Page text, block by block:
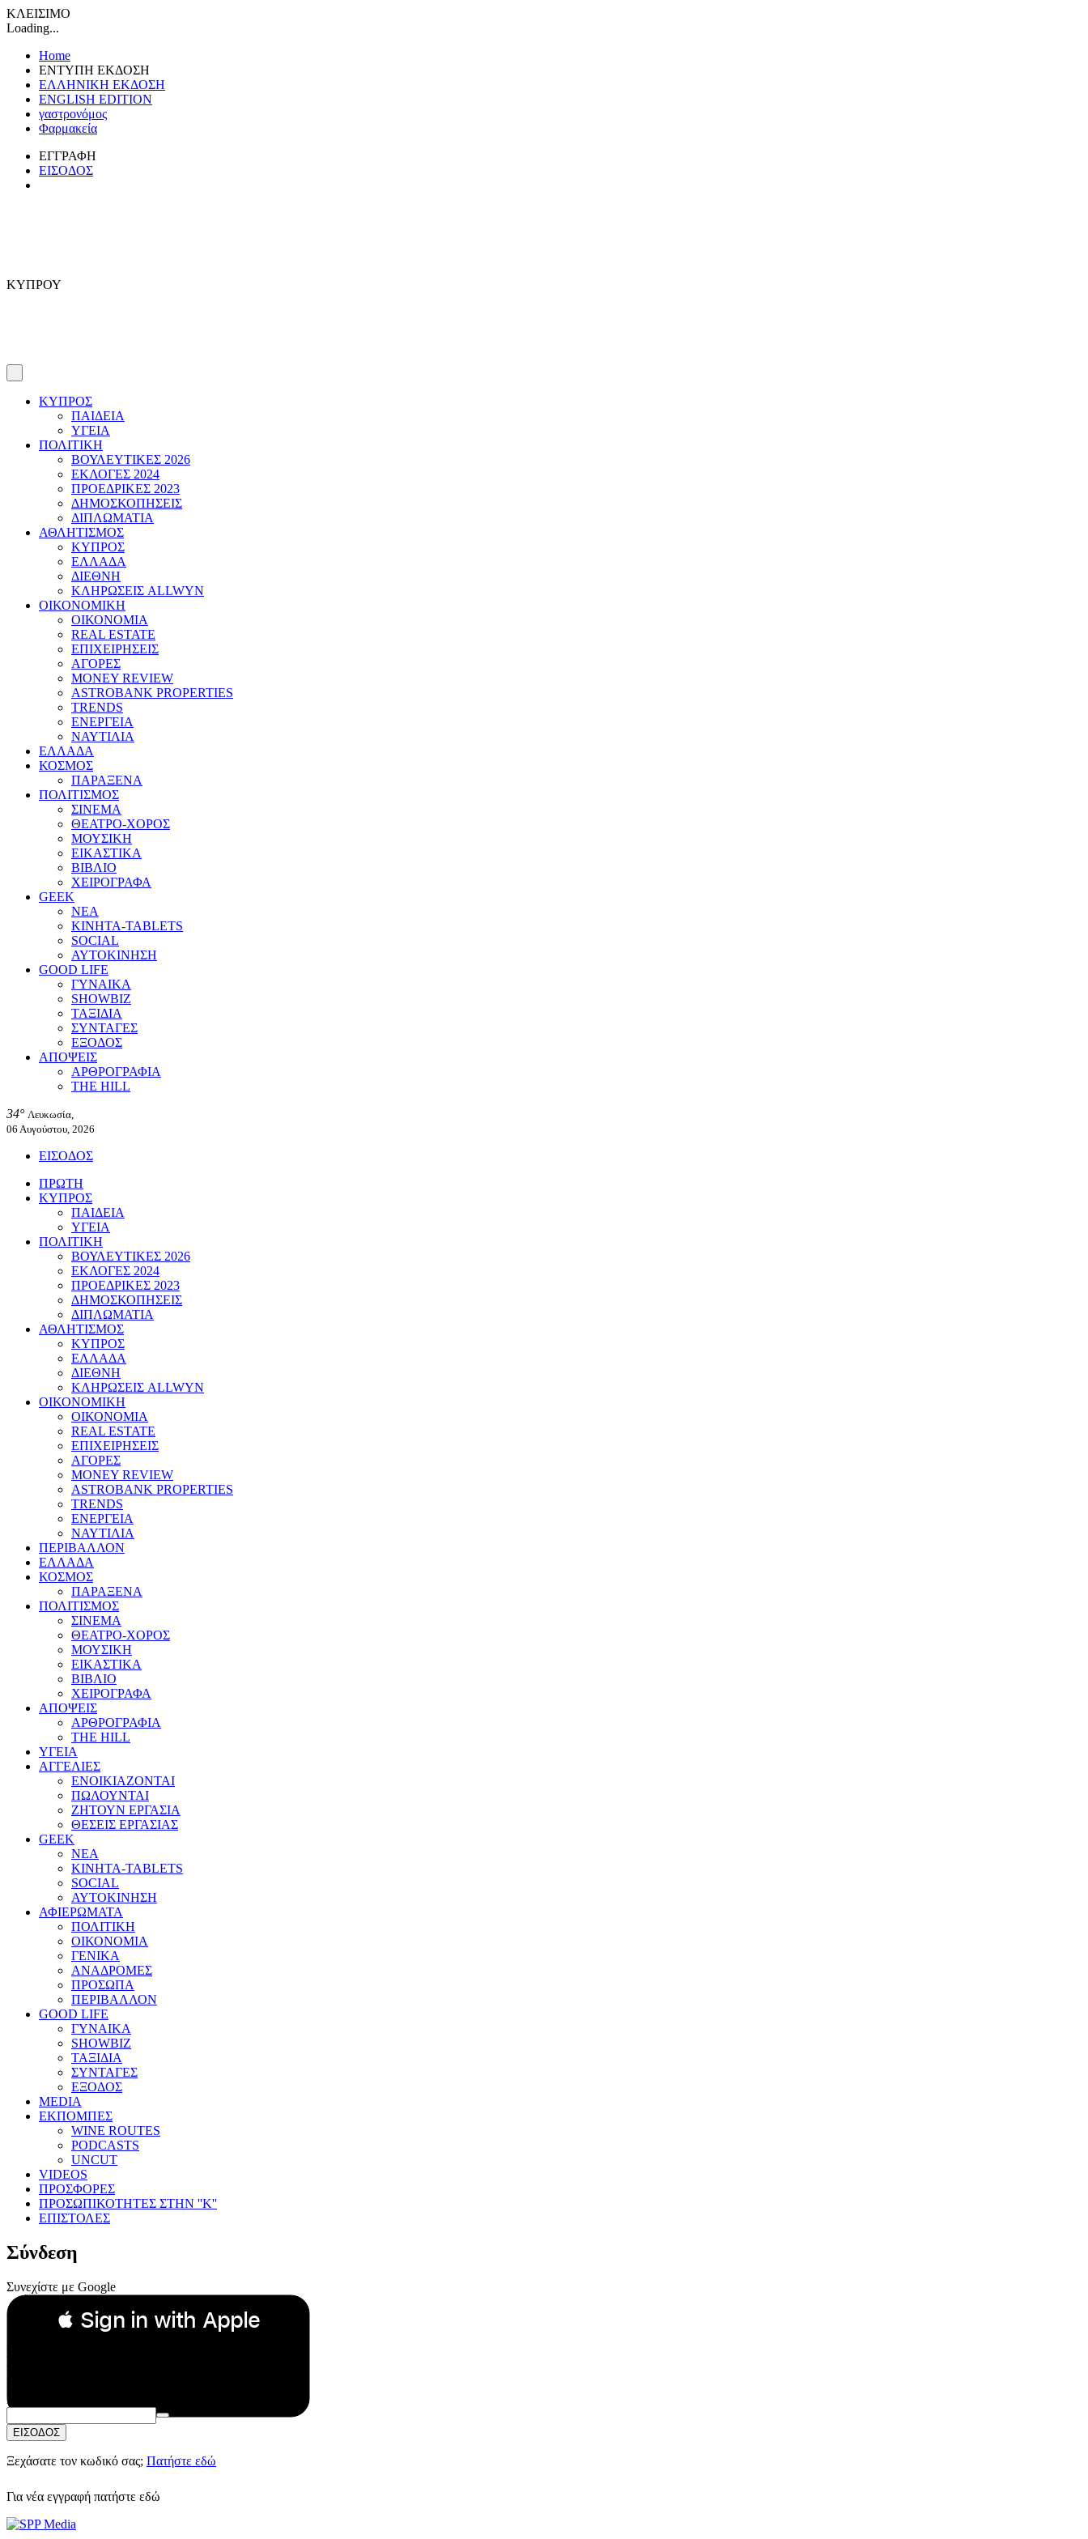
ΚΛΕΙΣΙΜΟ
Loading...
Home
ΕΝΤΥΠΗ ΕΚΔΟΣΗ
ΕΛΛΗΝΙΚΗ ΕΚΔΟΣΗ
ENGLISH EDITION
γαστρονόμος
Φαρμακεία
ΕΓΓΡΑΦΗ
ΕΙΣΟΔΟΣ
ΚΥΠΡΟΥ
ΚΥΠΡΟΣ
ΠΑΙΔΕΙΑ
ΥΓΕΙΑ
ΠΟΛΙΤΙΚΗ
ΒΟΥΛΕΥΤΙΚΕΣ 2026
ΕΚΛΟΓΕΣ 2024
ΠΡΟΕΔΡΙΚΕΣ 2023
ΔΗΜΟΣΚΟΠΗΣΕΙΣ
ΔΙΠΛΩΜΑΤΙΑ
ΑΘΛΗΤΙΣΜΟΣ
ΚΥΠΡΟΣ
ΕΛΛΑΔΑ
ΔΙΕΘΝΗ
ΚΛΗΡΩΣΕΙΣ ALLWYN
ΟΙΚΟΝΟΜΙΚΗ
ΟΙΚΟΝΟΜΙΑ
REAL ESTATE
ΕΠΙΧΕΙΡΗΣΕΙΣ
ΑΓΟΡΕΣ
MONEY REVIEW
ASTROBANK PROPERTIES
TRENDS
ΕΝΕΡΓΕΙΑ
ΝΑΥΤΙΛΙΑ
ΕΛΛΑΔΑ
ΚΟΣΜΟΣ
ΠΑΡΑΞΕΝΑ
ΠΟΛΙΤΙΣΜΟΣ
ΣΙΝΕΜΑ
ΘΕΑΤΡΟ-ΧΟΡΟΣ
ΜΟΥΣΙΚΗ
ΕΙΚΑΣΤΙΚΑ
ΒΙΒΛΙΟ
ΧΕΙΡΟΓΡΑΦΑ
GEEK
ΝΕΑ
ΚΙΝΗΤΑ-TABLETS
SOCIAL
ΑΥΤΟΚΙΝΗΣΗ
GOOD LIFE
ΓΥΝΑΙΚΑ
SHOWBIZ
ΤΑΞΙΔΙΑ
ΣΥΝΤΑΓΕΣ
ΕΞΟΔΟΣ
ΑΠΟΨΕΙΣ
ΑΡΘΡΟΓΡΑΦΙΑ
THE HILL
34° Λευκωσία,
06 Αυγούστου, 2026
ΕΙΣΟΔΟΣ
ΠΡΩΤΗ
ΚΥΠΡΟΣ
ΠΑΙΔΕΙΑ
ΥΓΕΙΑ
ΠΟΛΙΤΙΚΗ
ΒΟΥΛΕΥΤΙΚΕΣ 2026
ΕΚΛΟΓΕΣ 2024
ΠΡΟΕΔΡΙΚΕΣ 2023
ΔΗΜΟΣΚΟΠΗΣΕΙΣ
ΔΙΠΛΩΜΑΤΙΑ
ΑΘΛΗΤΙΣΜΟΣ
ΚΥΠΡΟΣ
ΕΛΛΑΔΑ
ΔΙΕΘΝΗ
ΚΛΗΡΩΣΕΙΣ ALLWYN
ΟΙΚΟΝΟΜΙΚΗ
ΟΙΚΟΝΟΜΙΑ
REAL ESTATE
ΕΠΙΧΕΙΡΗΣΕΙΣ
ΑΓΟΡΕΣ
MONEY REVIEW
ASTROBANK PROPERTIES
TRENDS
ΕΝΕΡΓΕΙΑ
ΝΑΥΤΙΛΙΑ
ΠΕΡΙΒΑΛΛΟΝ
ΕΛΛΑΔΑ
ΚΟΣΜΟΣ
ΠΑΡΑΞΕΝΑ
ΠΟΛΙΤΙΣΜΟΣ
ΣΙΝΕΜΑ
ΘΕΑΤΡΟ-ΧΟΡΟΣ
ΜΟΥΣΙΚΗ
ΕΙΚΑΣΤΙΚΑ
ΒΙΒΛΙΟ
ΧΕΙΡΟΓΡΑΦΑ
ΑΠΟΨΕΙΣ
ΑΡΘΡΟΓΡΑΦΙΑ
THE HILL
ΥΓΕΙΑ
ΑΓΓΕΛΙΕΣ
ΕΝΟΙΚΙΑΖΟΝΤΑΙ
ΠΩΛΟΥΝΤΑΙ
ΖΗΤΟΥΝ ΕΡΓΑΣΙΑ
ΘΕΣΕΙΣ ΕΡΓΑΣΙΑΣ
GEEK
ΝΕΑ
ΚΙΝΗΤΑ-TABLETS
SOCIAL
ΑΥΤΟΚΙΝΗΣΗ
ΑΦΙΕΡΩΜΑΤΑ
ΠΟΛΙΤΙΚΗ
ΟΙΚΟΝΟΜΙΑ
ΓΕΝΙΚΑ
ΑΝΑΔΡΟΜΕΣ
ΠΡΟΣΩΠΑ
ΠΕΡΙΒΑΛΛΟΝ
GOOD LIFE
ΓΥΝΑΙΚΑ
SHOWBIZ
ΤΑΞΙΔΙΑ
ΣΥΝΤΑΓΕΣ
ΕΞΟΔΟΣ
MEDIA
ΕΚΠΟΜΠΕΣ
WINE ROUTES
PODCASTS
UNCUT
VIDEOS
ΠΡΟΣΦΟΡΕΣ
ΠΡΟΣΩΠΙΚΟΤΗΤΕΣ ΣΤΗΝ ''Κ''
ΕΠΙΣΤΟΛΕΣ
Σύνδεση
Συνεχίστε με Google
 Sign in with Apple
Συνεχίστε με Apple
ή
Email:
Κωδικός Πρόσβασης:
ΕΙΣΟΔΟΣ
Ξεχάσατε τον κωδικό σας; Πατήστε εδώ
Για νέα εγγραφή πατήστε εδώ